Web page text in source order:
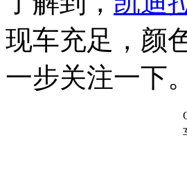
现车充足，颜
一步关注一下